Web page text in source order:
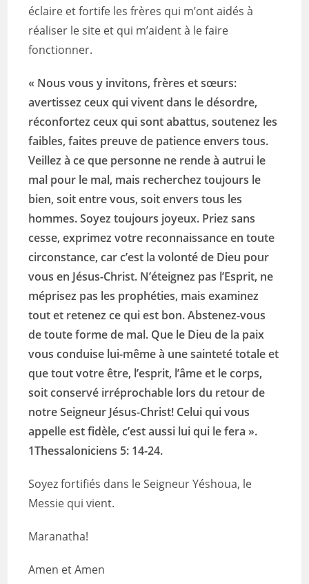
éclaire et fortife les frères qui m’ont aidés à
réaliser le site et qui m’aident à le faire
fonctionner.
« Nous vous y invitons, frères et sœurs:
avertissez ceux qui vivent dans le désordre,
réconfortez ceux qui sont abattus, soutenez les
faibles, faites preuve de patience envers tous.
Veillez à ce que personne ne rende à autrui le
mal pour le mal, mais recherchez toujours le
bien, soit entre vous, soit envers tous les
hommes. Soyez toujours joyeux. Priez sans
cesse, exprimez votre reconnaissance en toute
circonstance, car c’est la volonté de Dieu pour
vous en Jésus-Christ. N’éteignez pas l’Esprit, ne
méprisez pas les prophéties, mais examinez
tout et retenez ce qui est bon. Abstenez-vous
de toute forme de mal. Que le Dieu de la paix
vous conduise lui-même à une sainteté totale et
que tout votre être, l’esprit, l’âme et le corps,
soit conservé irréprochable lors du retour de
notre Seigneur Jésus-Christ! Celui qui vous
appelle est fidèle, c’est aussi lui qui le fera ».
1Thessaloniciens 5: 14-24.
Soyez fortifiés dans le Seigneur Yéshoua, le
Messie qui vient.
Maranatha!
Amen et Amen